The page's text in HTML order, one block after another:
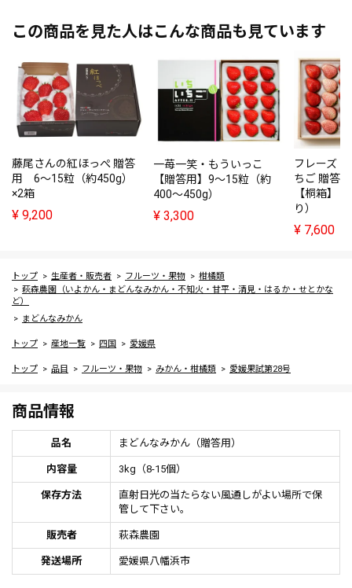
この商品を見た人はこんな商品も見ています
藤尾さんの紅ほっぺ 贈答
用 6～15粒（約450g）
×2箱
¥ 9,200
一苺一笑・もういっこ
【贈答用】9～15粒（約
400～450g）
¥ 3,300
フレーズ
ちご 贈答
【桐箱】
り）
¥ 7,600
トップ 生産者・販売者 フルーツ・果物
柑橘類
萩森農園（いよかん・まどんなみかん・不知火・甘平・清見・はるか・せとかな
ど）
まどんなみかん
トップ 産地一覧 四国 愛媛県
トップ 品目 フルーツ・果物 みかん・柑橘類 愛媛果試第28号
商品情報
品名 まどんなみかん（贈答用）
内容量 3kg（8-15個）
保存方法
直射日光の当たらない風通しがよい場所で保
管して下さい。
販売者 萩森農園
発送場所 愛媛県八幡浜市